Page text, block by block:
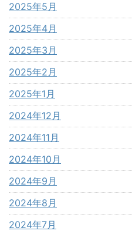
2025年5月
2025年4月
2025年3月
2025年2月
2025年1月
2024年12月
2024年11月
2024年10月
2024年9月
2024年8月
2024年7月